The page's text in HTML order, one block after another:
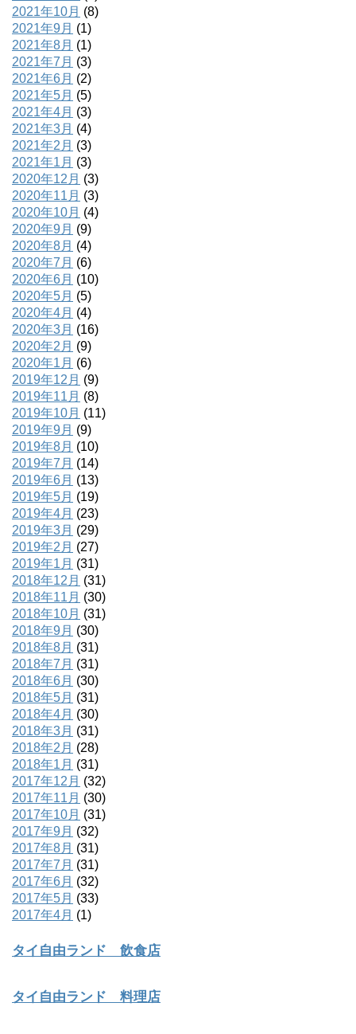
2021年10月 (8)
2021年9月 (1)
2021年8月 (1)
2021年7月 (3)
2021年6月 (2)
2021年5月 (5)
2021年4月 (3)
2021年3月 (4)
2021年2月 (3)
2021年1月 (3)
2020年12月 (3)
2020年11月 (3)
2020年10月 (4)
2020年9月 (9)
2020年8月 (4)
2020年7月 (6)
2020年6月 (10)
2020年5月 (5)
2020年4月 (4)
2020年3月 (16)
2020年2月 (9)
2020年1月 (6)
2019年12月 (9)
2019年11月 (8)
2019年10月 (11)
2019年9月 (9)
2019年8月 (10)
2019年7月 (14)
2019年6月 (13)
2019年5月 (19)
2019年4月 (23)
2019年3月 (29)
2019年2月 (27)
2019年1月 (31)
2018年12月 (31)
2018年11月 (30)
2018年10月 (31)
2018年9月 (30)
2018年8月 (31)
2018年7月 (31)
2018年6月 (30)
2018年5月 (31)
2018年4月 (30)
2018年3月 (31)
2018年2月 (28)
2018年1月 (31)
2017年12月 (32)
2017年11月 (30)
2017年10月 (31)
2017年9月 (32)
2017年8月 (31)
2017年7月 (31)
2017年6月 (32)
2017年5月 (33)
2017年4月 (1)
タイ自由ランド 飲食店
タイ自由ランド 料理店